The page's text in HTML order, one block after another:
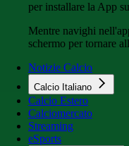
per installare la App
Mentre navighi
schermo per tornare
Notizie Calcio
Calcio Italiano
Calcio Estero
Calciomercato
Streaming
eSports